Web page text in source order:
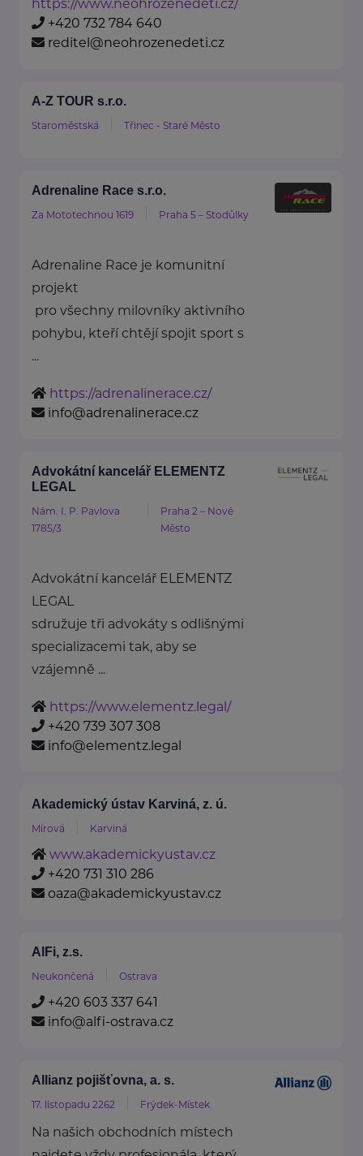
https://www.neohrozenedeti.cz/
+420 732 784 640
reditel@neohrozenedeti.cz
A-Z TOUR s.r.o.
Staroměstská Třinec - Staré Město
Adrenaline Race s.r.o.
Za Mototechnou 1619 Praha 5 – Stodůlky
Adrenaline Race je komunitní
projekt
pro všechny milovníky aktivního
pohybu, kteří chtějí spojit sport s
...
https://adrenalinerace.cz/
info@adrenalinerace.cz
Advokátní kancelář ELEMENTZ
LEGAL
Nám. I. P. Pavlova
1785/3
Praha 2 – Nové
Město
Advokátní kancelář ELEMENTZ
LEGAL
sdružuje tři advokáty s odlišnými
specializacemi tak, aby se
vzájemně ...
https://www.elementz.legal/
+420 739 307 308
info@elementz.legal
Akademický ústav Karviná, z. ú.
Mírová Karviná
www.akademickyustav.cz
+420 731 310 286
oaza@akademickyustav.cz
AlFi, z.s.
Neukončená Ostrava
+420 603 337 641
info@alfi-ostrava.cz
Allianz pojišťovna, a. s.
17. listopadu 2262 Frýdek-Místek
Na našich obchodních místech